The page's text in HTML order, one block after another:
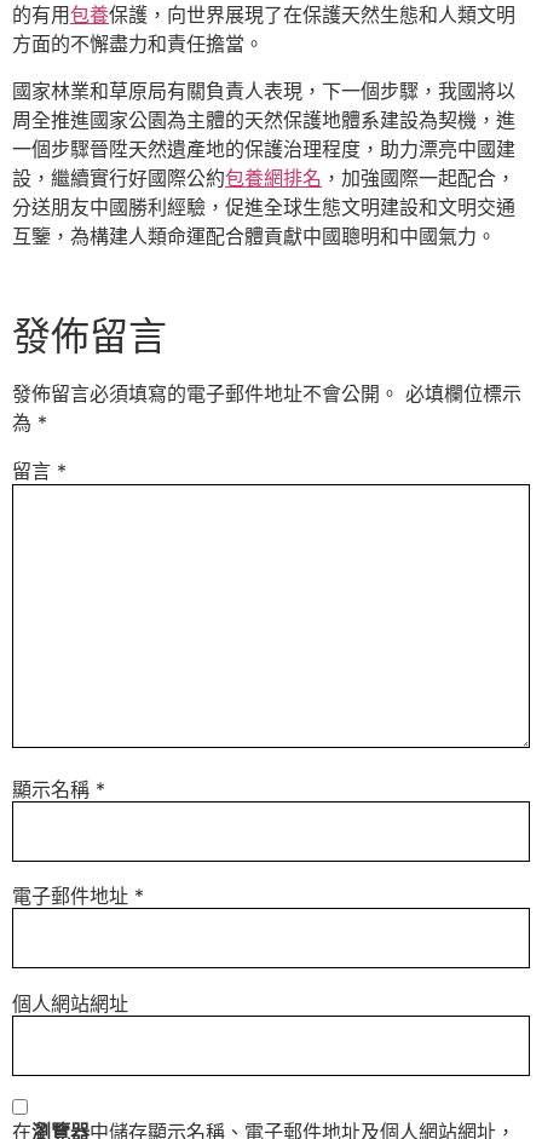
的有用包養保護，向世界展現了在保護天然生態和人類文明
方面的不懈盡力和責任擔當。
國家林業和草原局有關負責人表現，下一個步驟，我國將以
周全推進國家公園為主體的天然保護地體系建設為契機，進
一個步驟晉陞天然遺產地的保護治理程度，助力漂亮中國建
設，繼續實行好國際公約包養網排名 ，加強國際一起配合，
分送朋友中國勝利經驗，促進全球生態文明建設和文明交通
互鑒，為構建人類命運配合體貢獻中國聰明和中國氣力。
發佈留言
發佈留言必須填寫的電子郵件地址不會公開。 必填欄位標示
為 *
留言 *
顯示名稱 *
電子郵件地址 *
個人網站網址
在瀏覽器中儲存顯示名稱、電子郵件地址及個人網站網址，